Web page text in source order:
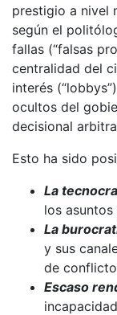
prestigio a nivel
según el
fallas (“falsas
centralidad del
interés
ocultos del
decisional
Esto ha sido
La
los
La
y sus
de
Escaso